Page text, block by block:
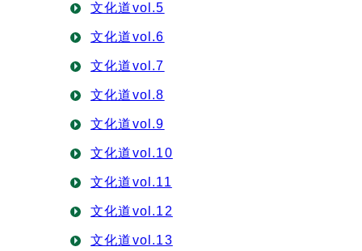
文化道vol.5
文化道vol.6
文化道vol.7
文化道vol.8
文化道vol.9
文化道vol.10
文化道vol.11
文化道vol.12
文化道vol.13